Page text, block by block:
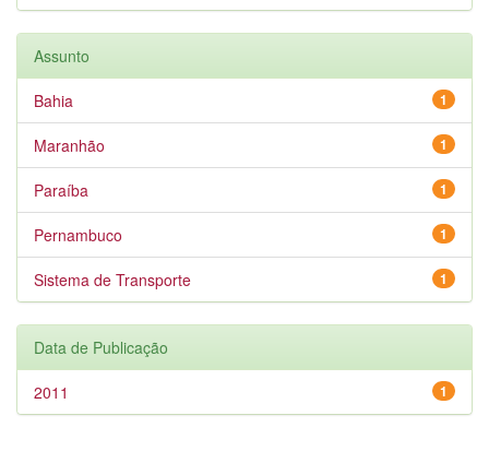
Assunto
1
Bahia
1
Maranhão
1
Paraíba
1
Pernambuco
1
Sistema de Transporte
Data de Publicação
1
2011